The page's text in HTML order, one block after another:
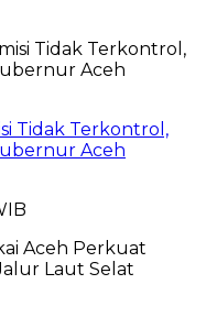
Tidak Terkontrol,
Aceh